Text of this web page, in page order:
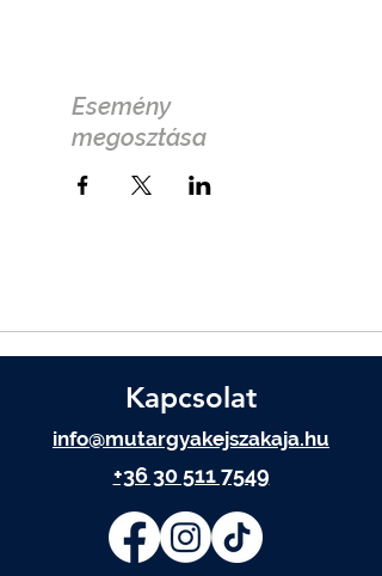
Esemény
megosztása
Kapcsolat
info@mutargyakejszakaja.hu
+36 30 511 7549